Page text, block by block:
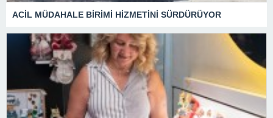
ACİL MÜDAHALE BİRİMİ HİZMETİNİ SÜRDÜRÜYOR